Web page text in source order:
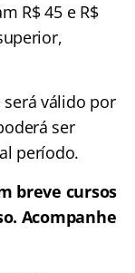
R$ 45 e R$
válido por
ser
período.
breve cursos
Acompanhe